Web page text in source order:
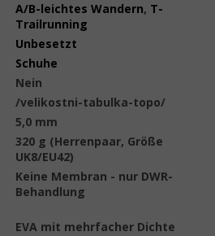
A/B-leichtes Wandern, T-
Trailrunning
Unbesetzt
Schuhe
Nein
/velikostni-tabulka-topo/
5,0 mm
320 g (Herrenpaar, Größe
UK8/EU42)
Keine Membran - nur DWR-
Behandlung
EVA mit mehrfacher Dichte